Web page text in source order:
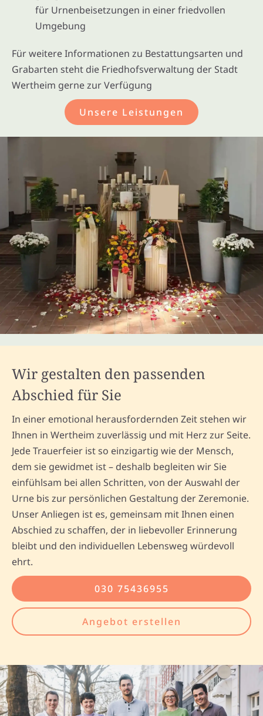
für Urnenbeisetzungen in einer friedvollen
Umgebung
Für weitere Informationen zu Bestattungsarten und
Grabarten steht die Friedhofsverwaltung der Stadt
Wertheim gerne zur Verfügung
Unsere Leistungen
Wir gestalten den passenden
Abschied für Sie
In einer emotional herausfordernden Zeit stehen wir
Ihnen in Wertheim zuverlässig und mit Herz zur Seite.
Jede Trauerfeier ist so einzigartig wie der Mensch,
dem sie gewidmet ist – deshalb begleiten wir Sie
einfühlsam bei allen Schritten, von der Auswahl der
Urne bis zur persönlichen Gestaltung der Zeremonie.
Unser Anliegen ist es, gemeinsam mit Ihnen einen
Abschied zu schaffen, der in liebevoller Erinnerung
bleibt und den individuellen Lebensweg würdevoll
ehrt.
030 75436955
Angebot erstellen